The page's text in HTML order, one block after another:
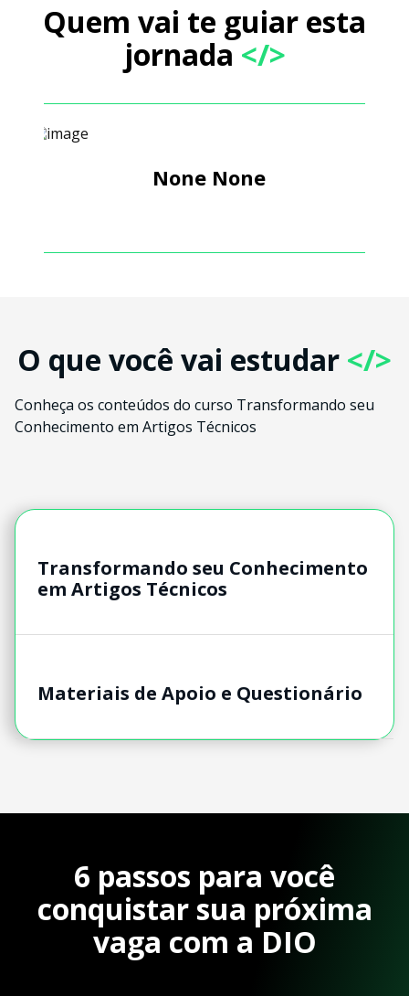
Quem vai te guiar esta
jornada </>
None None
O que você vai estudar </>
Conheça os conteúdos do curso Transformando seu
Conhecimento em Artigos Técnicos
Transformando seu Conhecimento
em Artigos Técnicos
Materiais de Apoio e Questionário
6 passos para você
conquistar sua próxima
vaga com a DIO